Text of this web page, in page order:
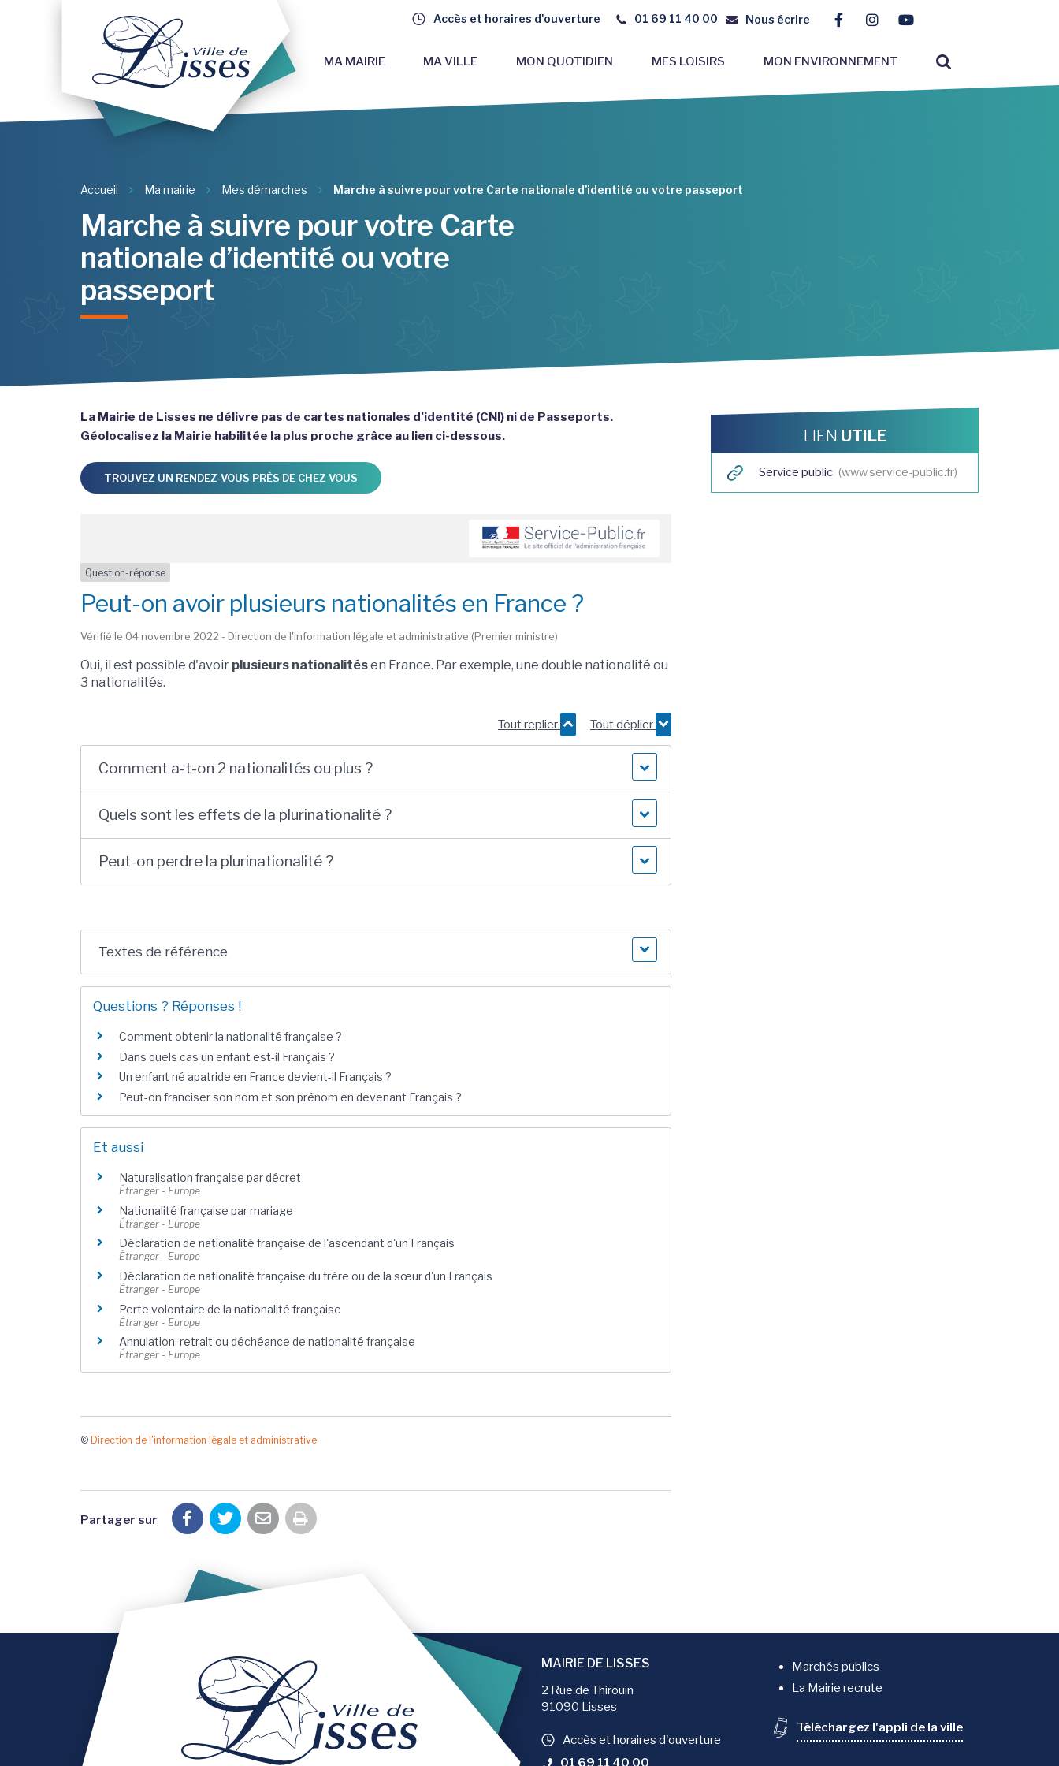
Accès et horaires d'ouverture 01 69 11 40 00 Nous écrire
Lien vers le compte Facebook
Lien vers le compte
Lien vers la chaîne
MA MAIRIE MA VILLE MON QUOTIDIEN MES LOISIRS MON ENVIRONNEMENT
Accueil Ma mairie Mes démarches Marche à suivre pour votre Carte nationale d’identité ou votre passeport
Marche à suivre pour votre Carte
nationale d’identité ou votre
passeport
La Mairie de Lisses ne délivre pas de cartes nationales d’identité (CNI) ni de Passeports.
Géolocalisez la Mairie habilitée la plus proche grâce au lien ci-dessous.
TROUVEZ UN RENDEZ-VOUS PRÈS DE CHEZ VOUS
Question-réponse
Peut-on avoir plusieurs nationalités en France ?
Vérifié le 04 novembre 2022 - Direction de l'information légale et administrative (Premier ministre)
Oui, il est possible d'avoir plusieurs nationalitésen France. Par exemple, une double nationalité ou
3 nationalités.
Tout replier Tout déplier
Comment a-t-on 2 nationalités ou plus ?
Quels sont les effets de la plurinationalité ?
Peut-on perdre la plurinationalité ?
Textes de référence
Questions ? Réponses !
Comment obtenir la nationalité française ?
Dans quels cas un enfant est-il Français ?
Un enfant né apatride en France devient-il Français ?
Peut-on franciser son nom et son prénom en devenant Français ?
Et aussi
Naturalisation française par décret
Étranger - Europe
Nationalité française par mariage
Étranger - Europe
Déclaration de nationalité française de l'ascendant d'un Français
Étranger - Europe
Déclaration de nationalité française du frère ou de la sœur d'un Français
Étranger - Europe
Perte volontaire de la nationalité française
Étranger - Europe
Annulation, retrait ou déchéance de nationalité française
Étranger - Europe
© Direction de l'information légale et administrative
LIEN UTILE
Service public www.service-public.fr
Partager sur Imprimer la page
MAIRIE DE LISSES
2 Rue de Thirouin
91090 Lisses
Accès et horaires d'ouverture
01 69 11 40 00
Marchés publics
La Mairie recrute
Téléchargez l'appli de la ville